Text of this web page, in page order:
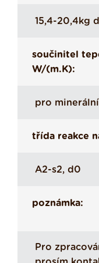
15,4-20,4kg
součinitel
W/(m.K):
pro
třída reakce
A2-s2, d0
poznámka:
Pro